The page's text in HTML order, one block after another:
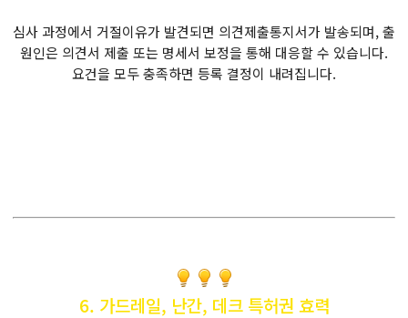
심사 과정에서 거절이유가 발견되면 의견제출통지서가 발송되며, 출
원인은 의견서 제출 또는 명세서 보정을 통해 대응할 수 있습니다.
요건을 모두 충족하면 등록 결정이 내려집니다.
6. 가드레일, 난간, 데크 특허권 효력